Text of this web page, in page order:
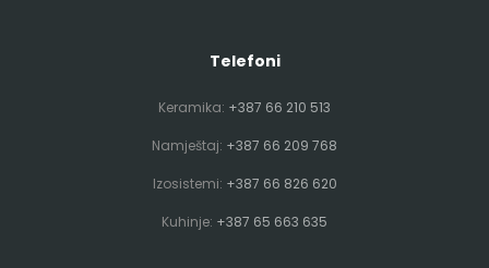
Telefoni
Keramika: +387 66 210 513
Namještaj: +387 66 209 768
Izosistemi: +387 66 826 620
Kuhinje: +387 65 663 635